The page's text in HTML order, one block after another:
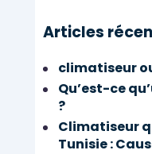
Articles
climatiseur
Qu’est-ce
?
Climatiseur
Tunisie :